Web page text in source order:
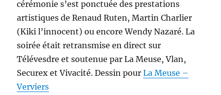
cérémonie s’est ponctuée des prestations
artistiques de Renaud Ruten, Martin Charlier
(Kiki l’innocent) ou encore Wendy Nazaré. La
soirée était retransmise en direct sur
Télévesdre et soutenue par La Meuse, Vlan,
Securex et Vivacité. Dessin pourLa Meuse –
Verviers